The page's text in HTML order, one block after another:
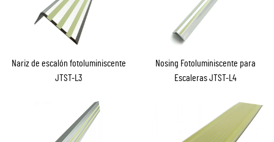
Nariz de escalón fotoluminiscente
JTST-L3
Nosing Fotoluminiscente para
Escaleras JTST-L4